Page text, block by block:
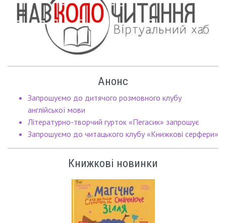
Анонс
Запрошуємо до дитячого розмовного клубу
англійської мови
Літературно-творчий гурток «Пегасик» запрошує
Запрошуємо до читацького клубу «Книжкові серфери»
Книжкові новинки